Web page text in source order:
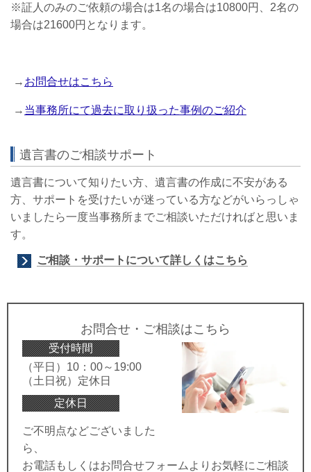
※証人のみのご依頼の場合は1名の場合は10800円、2名の
場合は21600円となります。
→ お問合せはこちら
→ 当事務所にて過去に取り扱った事例のご紹介
遺言書のご相談サポート
遺言書について知りたい方、遺言書の作成に不安がある
方、サポートを受けたいが迷っている方などがいらっしゃ
いましたら一度当事務所までご相談いただければと思いま
す。
ご相談・サポートについて詳しくはこちら
お問合せ・ご相談はこちら
受付時間
（平日）10：00～19:00
（土日祝）定休日
定休日
ご不明点などございました
ら、
お電話もしくはお問合せフォームよりお気軽にご相談